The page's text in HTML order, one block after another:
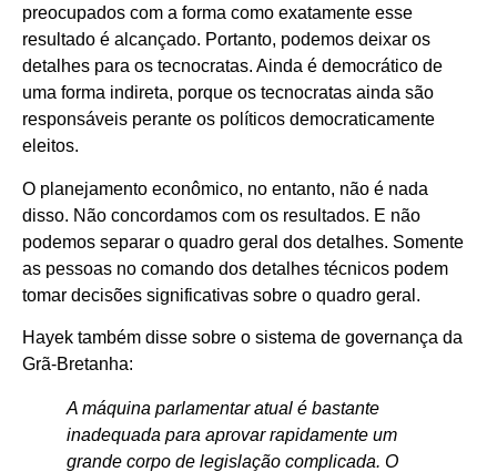
preocupados com a forma como exatamente esse
resultado é alcançado. Portanto, podemos deixar os
detalhes para os tecnocratas. Ainda é democrático de
uma forma indireta, porque os tecnocratas ainda são
responsáveis perante os políticos democraticamente
eleitos.
O planejamento econômico, no entanto, não é nada
disso. Não concordamos com os resultados. E não
podemos separar o quadro geral dos detalhes. Somente
as pessoas no comando dos detalhes técnicos podem
tomar decisões significativas sobre o quadro geral.
Hayek também disse sobre o sistema de governança da
Grã-Bretanha:
A máquina parlamentar atual é bastante
inadequada para aprovar rapidamente um
grande corpo de legislação complicada. O